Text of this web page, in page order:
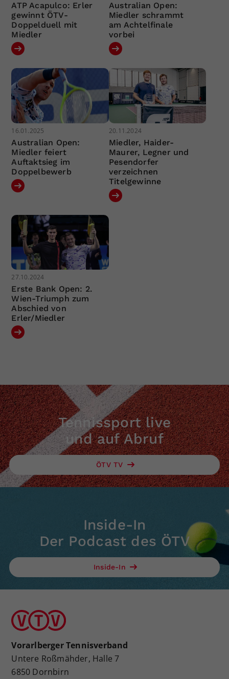
ATP Acapulco: Erler
gewinnt ÖTV-
Doppelduell mit
Miedler
Australian Open:
Miedler schrammt
am Achtelfinale
vorbei
16.01.2025
Australian Open:
Miedler feiert
Auftaktsieg im
Doppelbewerb
20.11.2024
Miedler, Haider-
Maurer, Legner und
Pesendorfer
verzeichnen
Titelgewinne
27.10.2024
Erste Bank Open: 2.
Wien-Triumph zum
Abschied von
Erler/Miedler
Tennissport live
und auf Abruf
ÖTV TV
Inside-In
Der Podcast des ÖTV
Inside-In
Vorarlberger Tennisverband
Untere Roßmähder, Halle 7
6850 Dornbirn